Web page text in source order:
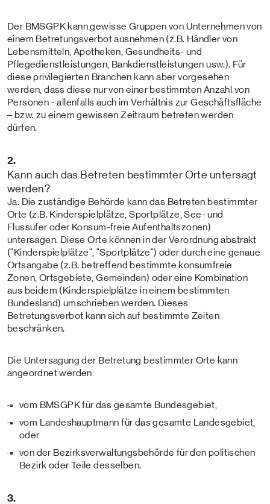
Der BMSGPK kann gewisse Gruppen von Unternehmen von
einem Betretungsverbot ausnehmen (z.B. Händler von
Lebensmitteln, Apotheken, Gesundheits- und
Pflegedienstleistungen, Bankdienstleistungen usw.). Für
diese privilegierten Branchen kann aber vorgesehen
werden, dass diese nur von einer bestimmten Anzahl von
Personen - allenfalls auch im Verhältnis zur Geschäftsfläche
– bzw. zu einem gewissen Zeitraum betreten werden
dürfen.
2.
Kann auch das Betreten bestimmter Orte untersagt
werden?
Ja. Die zuständige Behörde kann das Betreten bestimmter
Orte (z.B. Kinderspielplätze, Sportplätze, See- und
Flussufer oder Konsum-freie Aufenthaltszonen)
untersagen. Diese Orte können in der Verordnung abstrakt
("Kinderspielplätze", "Sportplätze") oder durch eine genaue
Ortsangabe (z.B. betreffend bestimmte konsumfreie
Zonen, Ortsgebiete, Gemeinden) oder eine Kombination
aus beidem (Kinderspielplätze in einem bestimmten
Bundesland) umschrieben werden. Dieses
Betretungsverbot kann sich auf bestimmte Zeiten
beschränken.
Die Untersagung der Betretung bestimmter Orte kann
angeordnet werden:
vom BMSGPK für das gesamte Bundesgebiet,
vom Landeshauptmann für das gesamte Landesgebiet,
oder
von der Bezirksverwaltungsbehörde für den politischen
Bezirk oder Teile desselben.
3.